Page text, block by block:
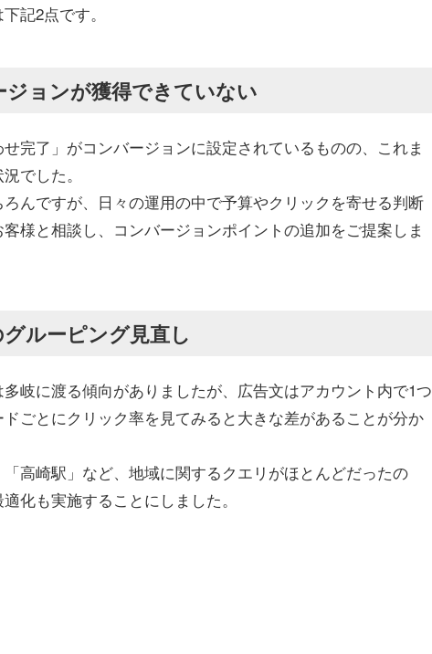
記2点です。
ョンが獲得できていない
完了」がコンバージョンに設定されているものの、これま
でした。
んですが、日々の運用の中で予算やクリックを寄せる判断
様と相談し、コンバージョンポイントの追加をご提案しま
ルーピング見直し
岐に渡る傾向がありましたが、広告文はアカウント内で1つ
ごとにクリック率を見てみると大きな差があることが分か
高崎駅」など、地域に関するクエリがほとんどだったの
化も実施することにしました。